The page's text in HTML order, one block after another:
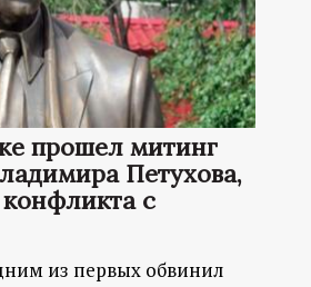
прошел митинг
Петухова,
с
из первых обвинил